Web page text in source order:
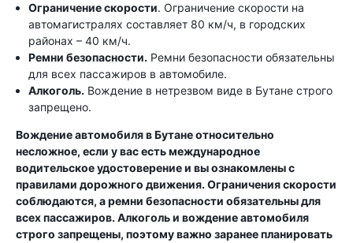
Ограничение скорости. Ограничение скорости на
автомагистралях составляет 80 км/ч, в городских
районах – 40 км/ч.
Ремни безопасности. Ремни безопасности обязательны
для всех пассажиров в автомобиле.
Алкоголь. Вождение в нетрезвом виде в Бутане строго
запрещено.
Вождение автомобиля в Бутане относительно
несложное, если у вас есть международное
водительское удостоверение и вы ознакомлены с
правилами дорожного движения. Ограничения скорости
соблюдаются, а ремни безопасности обязательны для
всех пассажиров. Алкоголь и вождение автомобиля
строго запрещены, поэтому важно заранее планировать